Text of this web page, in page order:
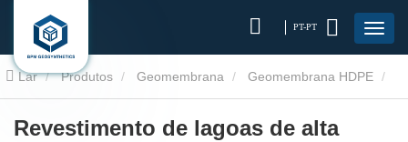
PT-PT
Lar Produtos Geomembrana Geomembrana HDPE
Revestimento de lagoas de alta densidade
Revestimento de lagoas de alta